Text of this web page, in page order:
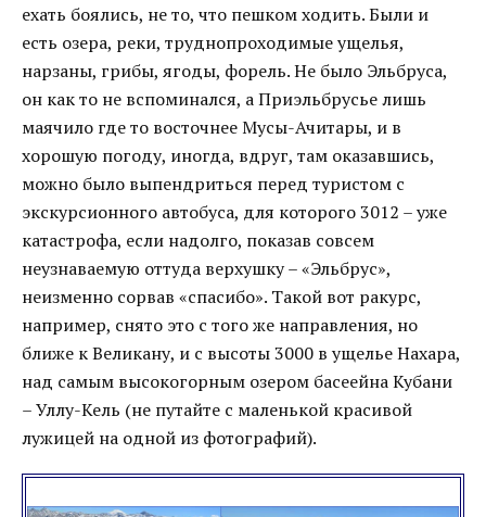
ехать боялись, не то, что пешком ходить. Были и
есть озера, реки, труднопроходимые ущелья,
нарзаны, грибы, ягоды, форель. Не было Эльбруса,
он как то не вспоминался, а Приэльбрусье лишь
маячило где то восточнее Мусы-Ачитары, и в
хорошую погоду, иногда, вдруг, там оказавшись,
можно было выпендриться перед туристом с
экскурсионного автобуса, для которого 3012 – уже
катастрофа, если надолго, показав совсем
неузнаваемую оттуда верхушку – «Эльбрус»,
неизменно сорвав «спасибо». Такой вот ракурс,
например, снято это с того же направления, но
ближе к Великану, и с высоты 3000 в ущелье Нахара,
над самым высокогорным озером басеейна Кубани
– Уллу-Кель (не путайте с маленькой красивой
лужицей на одной из фотографий).